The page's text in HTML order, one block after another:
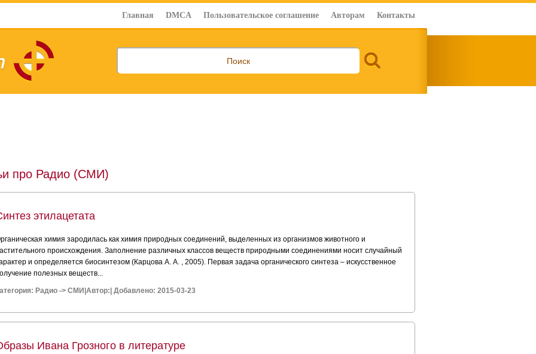
Главная DMCA Пользовательское соглашение Авторам Контакты
про Радио (СМИ)
этилацетата
химия зародилась как химия природных соединений, выделенных из организмов животного и
происхождения. Заполнение различных классов веществ природными соединениями носит случайный
и определяется биосинтезом (Карцова А. А. , 2005). Первая задача органического синтеза – искусственное
полезных веществ...
Радио ->СМИ |Автор: Добавлено: 2015-03-23
Ивана Грозного в литературе